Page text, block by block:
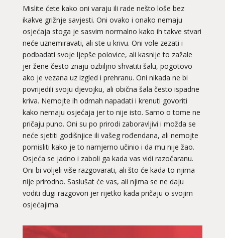
Mislite ćete kako oni varaju ili rade nešto loše bez
ikakve grižnje savjesti. Oni ovako i onako nemaju
osjećaja stoga je sasvim normalno kako ih takve stvari
neće uznemiravati, ali ste u krivu. Oni vole zezati i
podbadati svoje ljepše polovice, ali kasnije to zažale
jer žene često znaju ozbiljno shvatiti šalu, pogotovo
ako je vezana uz izgled i prehranu. Oni nikada ne bi
povrijedili svoju djevojku, ali obična šala često ispadne
kriva. Nemojte ih odmah napadati i krenuti govoriti
kako nemaju osjećaja jer to nije isto. Samo o tome ne
pričaju puno. Oni su po prirodi zaboravljivi i možda se
neće sjetiti godišnjice ili vašeg rođendana, ali nemojte
pomisliti kako je to namjerno učinio i da mu nije žao.
Osjeća se jadno i zaboli ga kada vas vidi razočaranu.
Oni bi voljeli više razgovarati, ali što će kada to njima
nije prirodno. Saslušat će vas, ali njima se ne daju
voditi dugi razgovori jer rijetko kada pričaju o svojim
osjećajima.